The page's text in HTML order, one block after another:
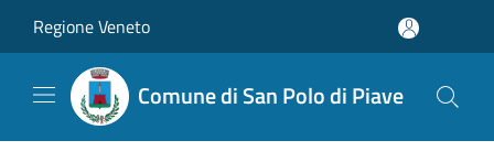
Regione Veneto
Comune di San Polo di Piave